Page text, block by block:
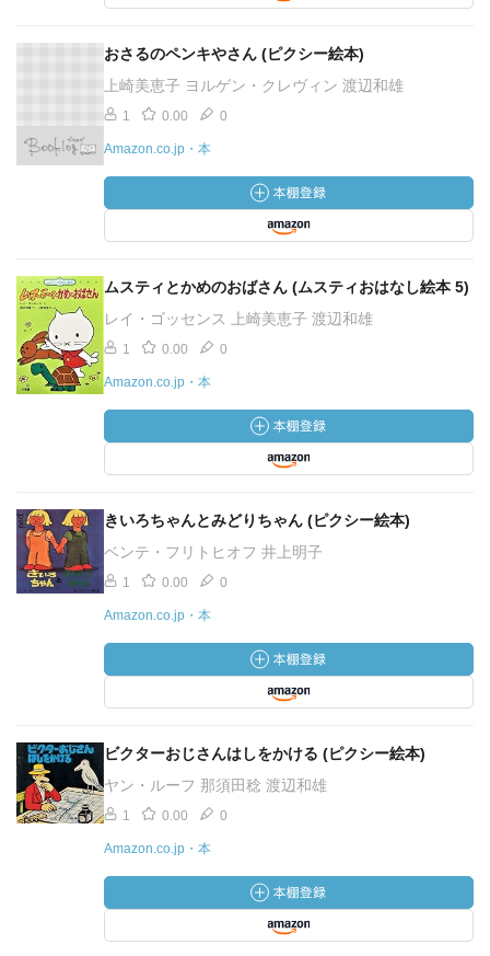
おさるのペンキやさん (ピクシー絵本)
上崎美恵子 ヨルゲン・クレヴィン 渡辺和雄
1 0.00 0
Amazon.co.jp・本
ムスティとかめのおばさん (ムスティおはなし絵本 5)
レイ・ゴッセンス 上崎美恵子 渡辺和雄
1 0.00 0
Amazon.co.jp・本
きいろちゃんとみどりちゃん (ピクシー絵本)
ベンテ・フリトヒオフ 井上明子
1 0.00 0
Amazon.co.jp・本
ビクターおじさんはしをかける (ピクシー絵本)
ヤン・ルーフ 那須田稔 渡辺和雄
1 0.00 0
Amazon.co.jp・本